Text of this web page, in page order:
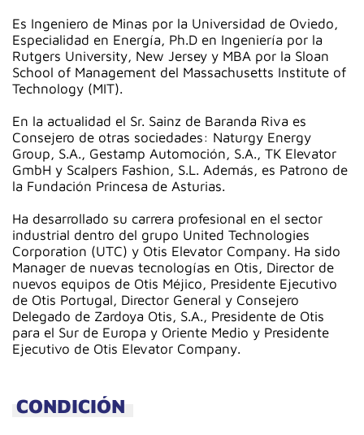
Es Ingeniero de Minas por la Universidad de Oviedo,
Especialidad en Energía, Ph.D en Ingeniería por la
Rutgers University, New Jersey y MBA por la Sloan
School of Management del Massachusetts Institute of
Technology (MIT).
En la actualidad el Sr. Sainz de Baranda Riva es
Consejero de otras sociedades: Naturgy Energy
Group, S.A., Gestamp Automoción, S.A., TK Elevator
GmbH y Scalpers Fashion, S.L. Además, es Patrono de
la Fundación Princesa de Asturias.
Ha desarrollado su carrera profesional en el sector
industrial dentro del grupo United Technologies
Corporation (UTC) y Otis Elevator Company. Ha sido
Manager de nuevas tecnologías en Otis, Director de
nuevos equipos de Otis Méjico, Presidente Ejecutivo
de Otis Portugal, Director General y Consejero
Delegado de Zardoya Otis, S.A., Presidente de Otis
para el Sur de Europa y Oriente Medio y Presidente
Ejecutivo de Otis Elevator Company.
CONDICIÓN